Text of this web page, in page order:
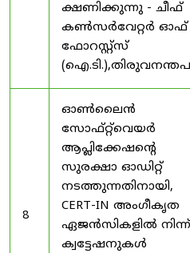
ക്ഷണിക്കുന്നു - ചീഫ്
കൺസർവേറ്റർ ഓഫ്
ഫോറസ്റ്റ്സ്
8
ഓൺലൈൻ
സോഫ്റ്റ്‌വെയർ
ആപ്ലിക്കേഷന്റെ
സുരക്ഷാ ഓഡിറ്റ്
നടത്തുന്നതിനായി,
CERT-IN അംഗീകൃത
ഏജൻസികളിൽ നിന്ന്
ക്വട്ടേഷനുകൾ